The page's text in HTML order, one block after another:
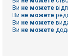
Ви не можете
Ви не можете
Ви не можете
Ви не можете